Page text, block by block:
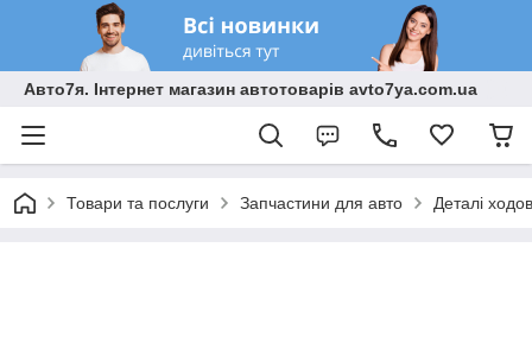
Авто7я. Інтернет магазин автотоварів avto7ya.com.ua
Товари та послуги Запчастини для авто Деталі